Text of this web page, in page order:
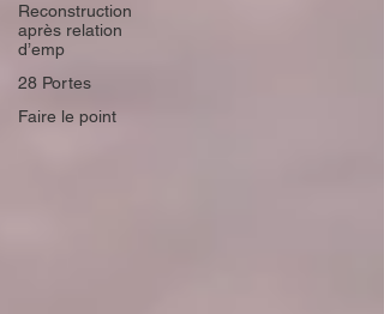
Reconstruction
après relation
d’emp
28 Portes
Faire le point